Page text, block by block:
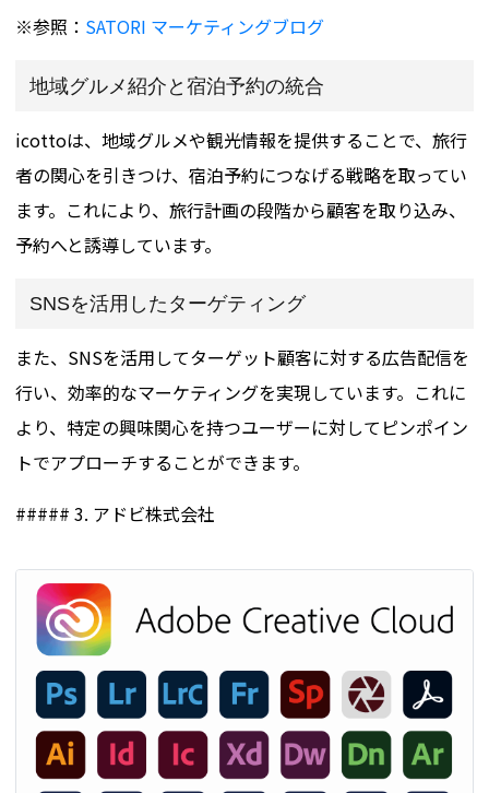
※参照： SATORI マーケティングブログ
地域グルメ紹介と宿泊予約の統合
icottoは、地域グルメや観光情報を提供することで、旅行
者の関心を引きつけ、宿泊予約につなげる戦略を取ってい
ます。これにより、旅行計画の段階から顧客を取り込み、
予約へと誘導しています。
SNSを活用したターゲティング
また、SNSを活用してターゲット顧客に対する広告配信を
行い、効率的なマーケティングを実現しています。これに
より、特定の興味関心を持つユーザーに対してピンポイン
トでアプローチすることができます。
##### 3. アドビ株式会社